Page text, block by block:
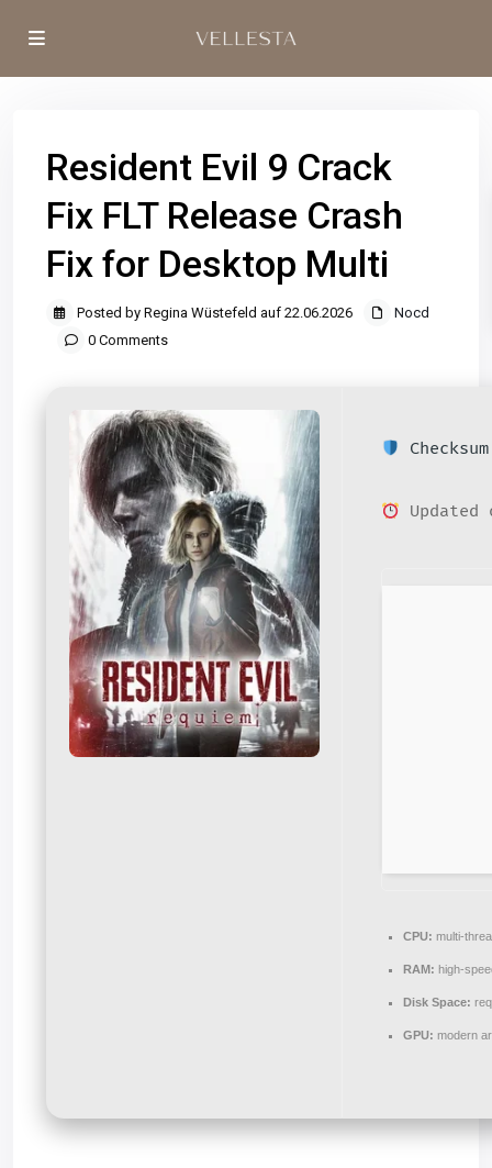
Resident Evil 9 Crack
Fix FLT Release Crash
Fix for Desktop Multi
Posted by Regina Wüstefeld auf 22.06.2026
Nocd
0 Comments
Updated
CPU: multi-
RAM: high-
Disk Space:
GPU: modern